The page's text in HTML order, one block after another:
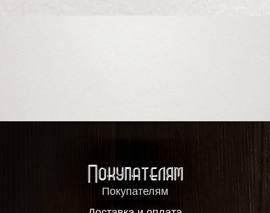
Покупателям
Покупателям